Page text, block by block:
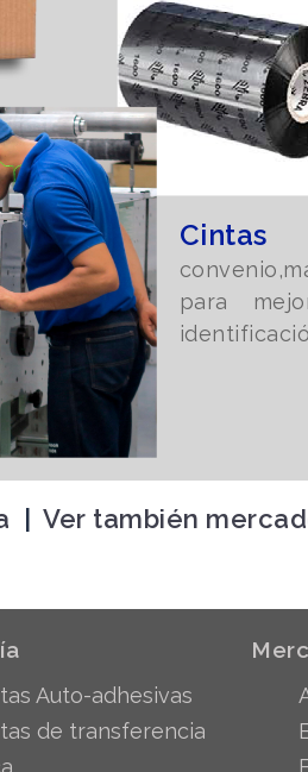
Cintas
para
| Ver también
Auto-adhesivas
de transferencia